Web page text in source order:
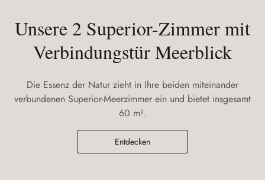
Unsere 2 Superior-Zimmer mit
Verbindungstür Meerblick
Die Essenz der Natur zieht in Ihre beiden miteinander
verbundenen Superior-Meerzimmer ein und bietet insgesamt
60 m².
Entdecken